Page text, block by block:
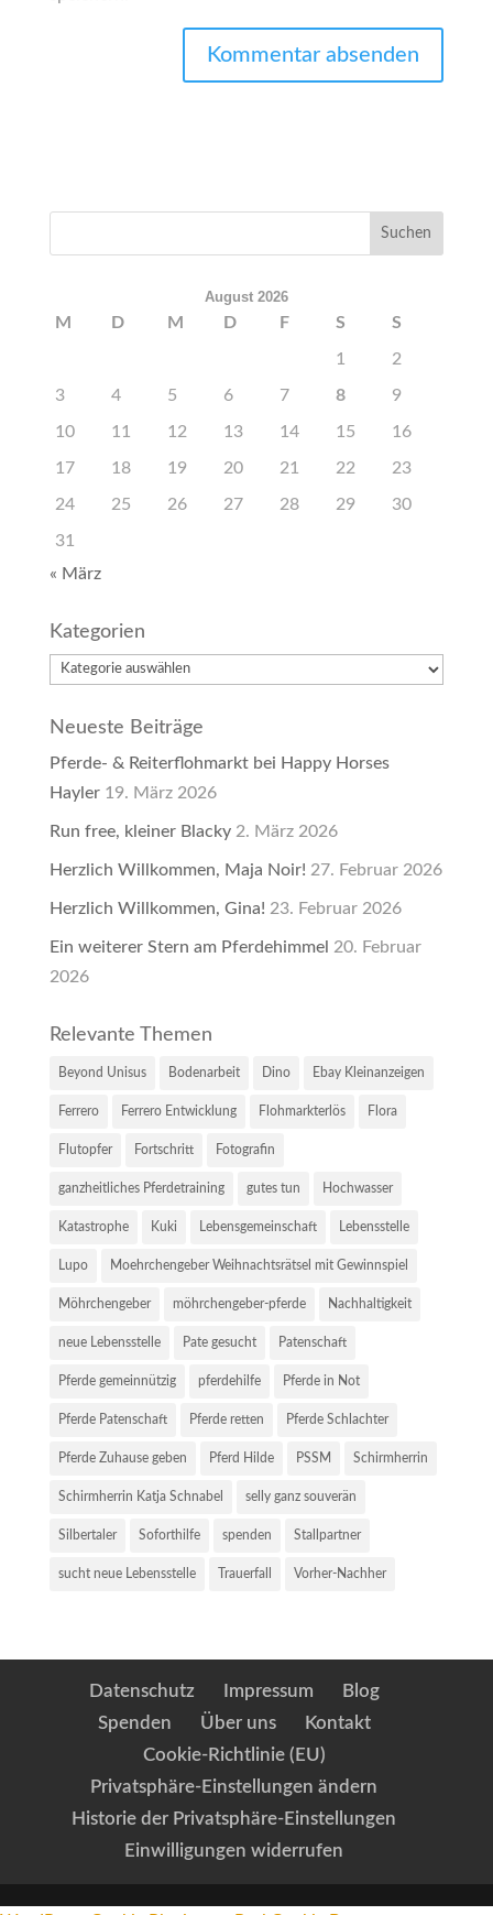
August 2026
M D M D F S S
1 2
3 4 5 6 7 8 9
10 11 12 13 14 15 16
17 18 19 20 21 22 23
24 25 26 27 28 29 30
31
« März
Kategorien
Kategorien
Neueste Beiträge
Pferde- & Reiterflohmarkt bei Happy Horses
Hayler 19. März 2026
Run free, kleiner Blacky 2. März 2026
Herzlich Willkommen, Maja Noir! 27. Februar 2026
Herzlich Willkommen, Gina! 23. Februar 2026
Ein weiterer Stern am Pferdehimmel 20. Februar
2026
Relevante Themen
Beyond Unisus Bodenarbeit Dino Ebay Kleinanzeigen
Ferrero Ferrero Entwicklung Flohmarkterlös Flora
Flutopfer Fortschritt Fotografin
ganzheitliches Pferdetraining gutes tun Hochwasser
Katastrophe Kuki Lebensgemeinschaft Lebensstelle
Lupo Moehrchengeber Weihnachtsrätsel mit Gewinnspiel
Möhrchengeber möhrchengeber-pferde Nachhaltigkeit
neue Lebensstelle Pate gesucht Patenschaft
Pferde gemeinnützig pferdehilfe Pferde in Not
Pferde Patenschaft Pferde retten Pferde Schlachter
Pferde Zuhause geben Pferd Hilde PSSM Schirmherrin
Schirmherrin Katja Schnabel selly ganz souverän
Silbertaler Soforthilfe spenden Stallpartner
sucht neue Lebensstelle Trauerfall Vorher-Nachher
Datenschutz Impressum
Blog
Spenden
Über uns
Kontakt
Cookie-Richtlinie (EU)
Privatsphäre-Einstellungen ändern
Historie der Privatsphäre-Einstellungen
Einwilligungen widerrufen